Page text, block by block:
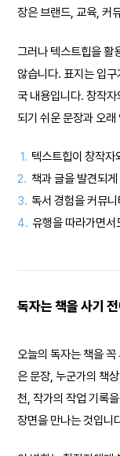
장은 브랜드, 교육, 커
그러나 텍스트힙을 활
않습니다. 표지는 입
국 내용입니다. 창작
되기 쉬운 문장과 오
1. 텍스트힙이 창작자
2. 책과 글을 발견되
3. 독서 경험을 커뮤
4. 유행을 따라가면서
독자는 책을 사기
오늘의 독자는 책을
은 문장, 누군가의 책
천, 작가의 작업 기록
장면을 만나는 것입니